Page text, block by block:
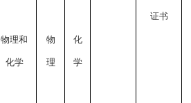
证书
物理和
化学
物
理
化
学